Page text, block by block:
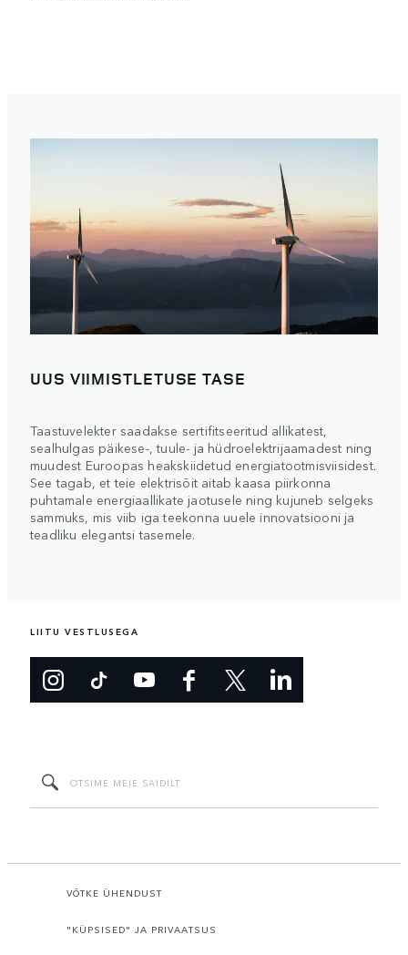
UUS VIIMISTLETUSE TASE
Taastuvelekter saadakse sertifitseeritud allikatest,
sealhulgas päikese-, tuule- ja hüdroelektrijaamadest ning
muudest Euroopas heakskiidetud energiatootmisviisidest.
See tagab, et teie elektrisõit aitab kaasa piirkonna
puhtamale energiaallikate jaotusele ning kujuneb selgeks
sammuks, mis viib iga teekonna uuele innovatsiooni ja
teadliku elegantsi tasemele.
LIITU VESTLUSEGA
VÕTKE ÜHENDUST
"KÜPSISED" JA PRIVAATSUS